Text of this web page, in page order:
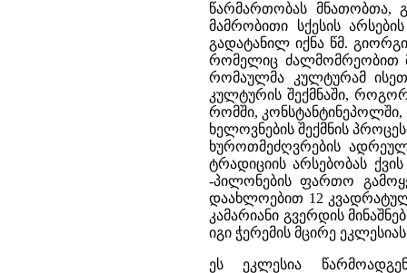
წარმართობას მნათობთა,
მამრობითი სქესის
გადატანილ იქნა წმ.
რომელიც ძალმომრეობით
რომაულმა კულტურამ
კულტურის შექმნაში,
რომში,
ხელოვნების შექმნის
ხუროთმეძღვრების
ტრადიციის არსებობას
-პილონების ფართო
დაახლოებით 12
კამარიანი გვერდის
იგი ჭერემის მცირე
ეს ეკლესია